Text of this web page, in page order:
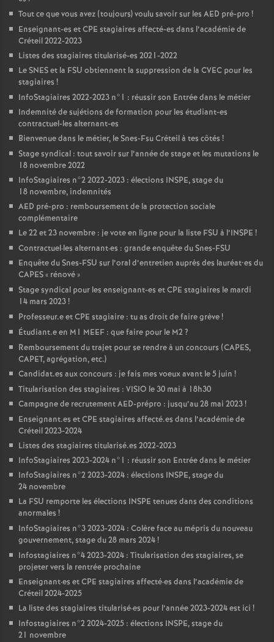
Tout ce que vous avez (toujours) voulu savoir sur les AED pré-pro !
Enseignant-es etCPE stagiaires affecté-es dans l’académie de
Créteil 2022-2023
Listes des stagiaires titularisé-es 2021-2022
LeSNESet la FSU obtiennent la suppression de la CVEC pour les
stagiaires !
InfoStagiaires 2022-2023 n°1 : réussir son Entrée dans le métier
Indemnité de sujétions de formation pour les étudiant-es
contractuel-les alternant-es
Bienvenue dans le métier, le Snes-Fsu Créteil à tes côtés !
Stage syndical : tout savoir sur l’année de stage et les mutations le
18 novembre 2022
InfoStagiaires n°2 2022-2023 : élections INSPE, stage du
18 novembre, indemnités
AED pré-pro : remboursement de la protection sociale
complémentaire
Le 22 et 23 novembre : je vote en ligne pour la liste FSU à l’INSPE !
Contractuel·les alternant·es : grande enquête du Snes-FSU
Enquête du Snes-FSU sur l’oral d’entretien auprès des lauréat•es du
CAPES« rénové»
Stage syndical pour les enseignant-es etCPE stagiaires le mardi
14 mars 2023!
Professeur.e etCPE stagiaire : tu as droit de faire grève!
Étudiant.e en M1 MEEF : que faire pour le M2?
Remboursement du trajet pour se rendre à un concours (CAPES,
CAPET, agrégation, etc.)
Candidat.es aux concours : je fais mes voeux avant le 5 juin !
Titularisation des stagiaires : VISIO le 30 mai à 18h30
Campagne de recrutementAED-prépro : jusqu’au 28 mai 2023!
Enseignant.es etCPE stagiaires affecté.es dans l’académie de
Créteil 2023-2024
Listes des stagiaires titularisé.es 2022-2023
InfoStagiaires 2023-2024 n°1 : réussir son Entrée dans le métier
InfoStagiaires n°2 2023-2024 : élections INSPE, stage du
24 novembre
La FSU remporte les élections INSPE tenues dans des conditions
anormales !
InfoStagiaires n°3 2023-2024 : Colère face au mépris du nouveau
gouvernement, stage du 28 mars 2024!
Infostagiaires n°4 2023-2024 : Titularisation des stagiaires, se
projeter vers la rentrée prochaine
Enseignant·es etCPE stagiaires affecté·es dans l’académie de
Créteil 2024-2025
La liste des stagiaires titularisé·es pour l’année 2023-2024 est ici !
Infostagiaires n°2 2024-2025 : élections INSPE, stage du
21 novembre